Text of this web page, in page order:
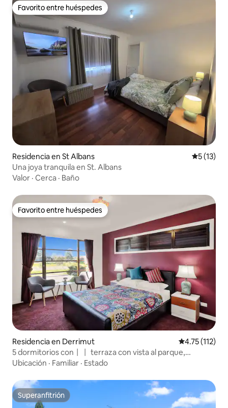
Favorito entre huéspedes
Favorito entre huéspedes
Residencia en St Albans
5 (13)
Una joya tranquila en St. Albans
Valor · Cerca · Baño
Favorito entre huéspedes
Favorito entre huéspedes
Residencia en Derrimut Calificación
4.75 (112)
5 dormitorios con丨丨 terraza con vista al parque,
solárium, estacionamiento丨 gratuito
Ubicación · Familiar · Estado
Superanfitrión
Superanfitrión